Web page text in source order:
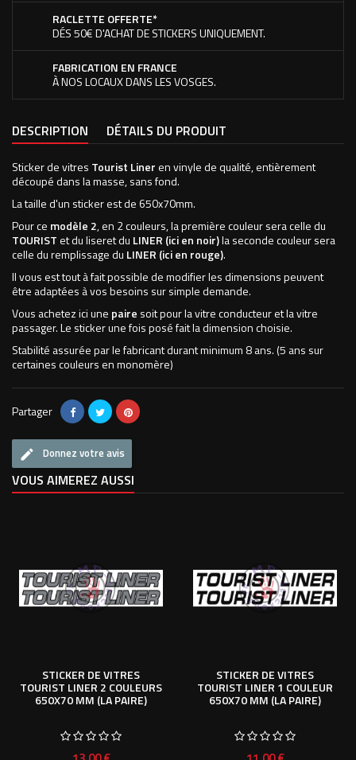
RACLETTE OFFERTE*
DÉS 50€ D'ACHAT DE STICKERS UNIQUEMENT.
FABRICATION EN FRANCE
À NOS LOCAUX DANS LES VOSGES.
DESCRIPTION DÉTAILS DU PRODUIT
Sticker de vitres Tourist Liner en vinyle de qualité, entièrement
découpé dans la masse, sans fond.
La taille d'un sticker est de 650x70mm.
Pour ce modèle 2, en 2 couleurs, la première couleur sera celle du
TOURIST et du liseret du LINER (ici en noir)la seconde couleur sera
celle du remplissage du LINER (ici en rouge).
Il vous est tout à fait possible de modifier les dimensions peuvent
être adaptées à vos besoins sur simple demande.
Vous achetez ici une paire soit pour la vitre conducteur et la vitre
passager. Le sticker une fois posé fait la dimension choisie.
Stabilité assurée par le fabricant durant minimum 8 ans. (5 ans sur
certaines couleurs en monomère)
Partager
Donnez votre avis
VOUS AIMEREZ AUSSI
STICKER DE VITRES
TOURIST LINER 2 COULEURS
650X70 MM (LA PAIRE)
STICKER DE VITRES
TOURIST LINER 1 COULEUR
650X70 MM (LA PAIRE)